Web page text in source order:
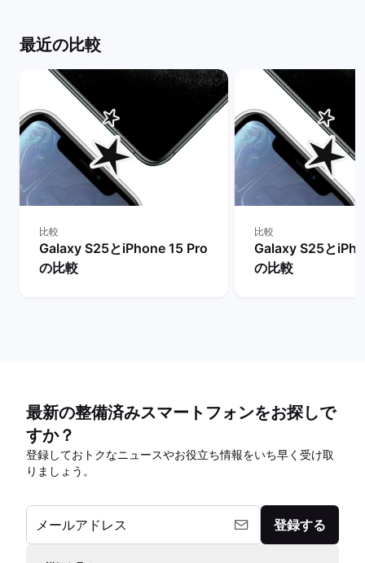
最近の比較
比較
Galaxy S25とiPhone 15 Pro
の比較
比較
Galaxy S25と
の比較
最新の整備済みスマートフォンをお探しで
すか？
登録しておトクなニュースやお役立ち情報をいち早く受け取
りましょう。
メールアドレス 登録する